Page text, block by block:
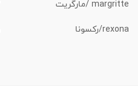
margritte /مارگریت
rexona/رکسونا